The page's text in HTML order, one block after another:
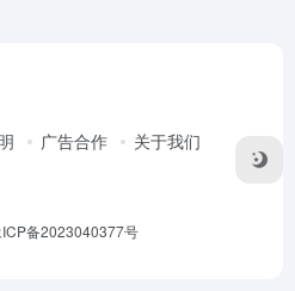
广告合作 关于我们
备2023040377号